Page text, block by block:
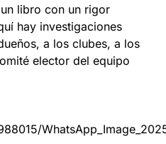
libro con un rigor
hay investigaciones
a los clubes, a los
elector del equipo